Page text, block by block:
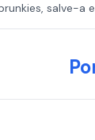
salve-